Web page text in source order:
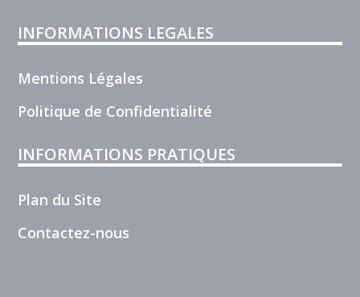
INFORMATIONS LEGALES
Mentions Légales
Politique de Confidentialité
INFORMATIONS PRATIQUES
Plan du Site
Contactez-nous